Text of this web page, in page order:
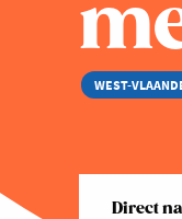
WEST-
Direct